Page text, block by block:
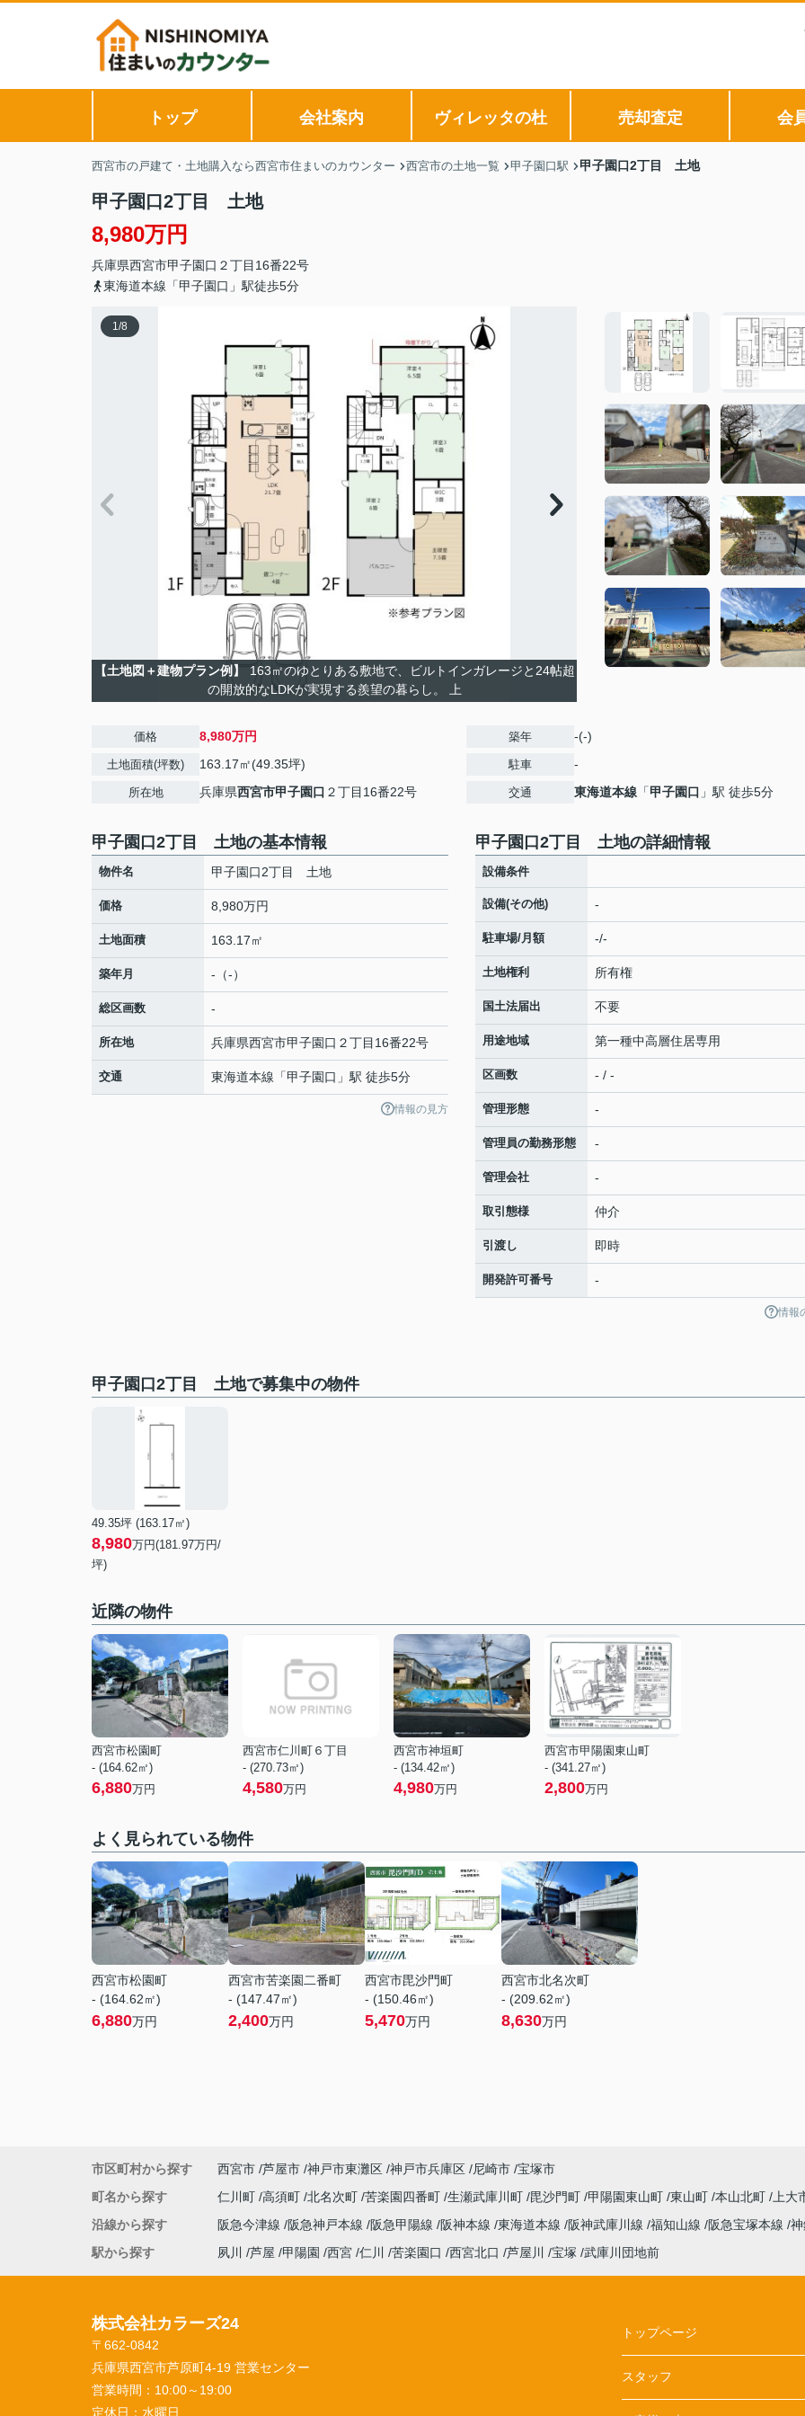
トップ 会社案内 ヴィレッタの杜 売却査定 会
西宮市の戸建て・土地購入なら西宮市住まいのカウンター 西宮市の土地一覧 甲子園口駅 甲子園口2丁目 土地
甲子園口2丁目 土地
8,980万円
兵庫県西宮市甲子園口 ２丁目16番22号
東海道本線「甲子園口」駅徒歩5分
1/8
【土地図＋建物プラン例】
163㎡のゆとりある敷地で、ビルトインガレージと24帖超
の開放的なLDKが実現する羨望の暮らし。 上
価格 8,980万円
土地面積(坪数) 163.17㎡(49.35坪)
所在地 兵庫県西宮市甲子園口 ２丁目16番22号
築年 -(-)
駐車 -
交通 東海道本線 「甲子園口 」駅 徒歩5分
甲子園口2丁目 土地の基本情報
物件名 甲子園口2丁目 土地
価格 8,980万円
土地面積 163.17㎡
築年月 -（-）
総区画数 -
所在地 兵庫県西宮市甲子園口 ２丁目16番22号
交通 東海道本線 「甲子園口 」駅 徒歩5分
情報の見方
甲子園口2丁目 土地の詳細情報
設備条件
設備(その他) -
駐車場/月額 -/-
土地権利 所有権
国土法届出 不要
用途地域 第一種中高層住居専用
区画数 - / -
管理形態 -
管理員の勤務形態 -
管理会社 -
取引態様 仲介
引渡し 即時
開発許可番号 -
情報
甲子園口2丁目 土地で募集中の物件
49.35坪 (163.17㎡)
8,980万円(181.97万円/
坪)
近隣の物件
西宮市松園町
- (164.62㎡)
6,880万円
西宮市仁川町６丁目
- (270.73㎡)
4,580万円
西宮市神垣町
- (134.42㎡)
4,980万円
西宮市甲陽園東山町
- (341.27㎡)
2,800万円
よく見られている物件
西宮市松園町
- (164.62㎡)
6,880万円
西宮市苦楽園二番町
- (147.47㎡)
2,400万円
西宮市毘沙門町
- (150.46㎡)
5,470万円
西宮市北名次町
- (209.62㎡)
8,630万円
市区町村から探す 西宮市 芦屋市 神戸市東灘区 神戸市兵庫区 尼崎市 宝塚市
町名から探す
仁川町 高須町 北名次町 苦楽園四番町 生瀬武庫川町 毘沙門町 甲陽園東山町 東山町 本山北町
上大
沿線から探す
阪急今津線 阪急神戸本線 阪急甲陽線 阪神本線 東海道本線 阪神武庫川線 福知山線 阪急宝塚本線
駅から探す
夙川 芦屋 甲陽園 西宮 仁川 苦楽園口 西宮北口 芦屋川 宝塚 武庫川団地前
株式会社カラーズ24
〒662-0842
兵庫県西宮市芦原町4-19 営業センター
営業時間： 10:00～19:00
定休日： 水曜日
トップページ
スタッフ